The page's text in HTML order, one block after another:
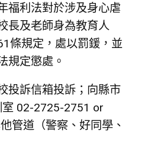
福利法對於涉及身心虐
長及老師身為教育人
條規定，處以罰鍰，並
規定懲處。
投訴信箱投訴；向縣市
02-2725-2751 or
管道（警察、好同學、